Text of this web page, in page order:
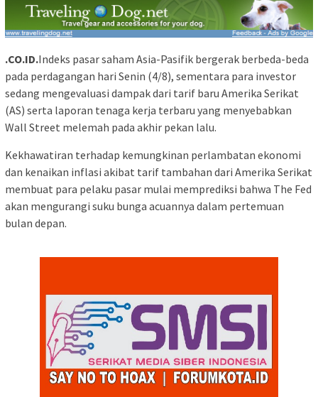
.CO.ID.Indeks pasar saham Asia-Pasifik bergerak berbeda-beda
pada perdagangan hari Senin (4/8), sementara para investor
sedang mengevaluasi dampak dari tarif baru Amerika Serikat
(AS) serta laporan tenaga kerja terbaru yang menyebabkan
Wall Street melemah pada akhir pekan lalu.
Kekhawatiran terhadap kemungkinan perlambatan ekonomi
dan kenaikan inflasi akibat tarif tambahan dari Amerika Serikat
membuat para pelaku pasar mulai memprediksi bahwa The Fed
akan mengurangi suku bunga acuannya dalam pertemuan
bulan depan.